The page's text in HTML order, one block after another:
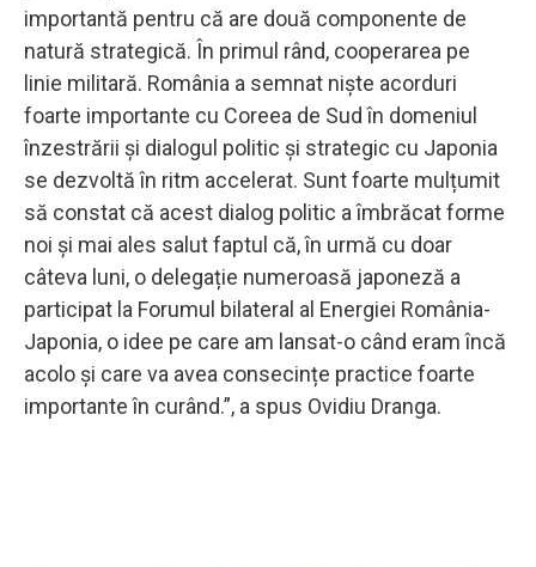
importantă pentru că are două componente de
natură strategică. În primul rând, cooperarea pe
linie militară. România a semnat niște acorduri
foarte importante cu Coreea de Sud în domeniul
înzestrării și dialogul politic și strategic cu Japonia
se dezvoltă în ritm accelerat. Sunt foarte mulțumit
să constat că acest dialog politic a îmbrăcat forme
noi și mai ales salut faptul că, în urmă cu doar
câteva luni, o delegație numeroasă japoneză a
participat la Forumul bilateral al Energiei România-
Japonia, o idee pe care am lansat-o când eram încă
acolo și care va avea consecințe practice foarte
importante în curând.”, a spus Ovidiu Dranga.